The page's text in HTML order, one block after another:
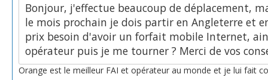
Bonjour, j'effectue beaucoup de déplacement,
le mois prochain je dois partir en Angleterre et
prix besoin d'avoir un forfait mobile Internet,
opérateur puis je me tourner ? Merci de vos
Orange est le meilleur FAI et opérateur au monde et je lui fait